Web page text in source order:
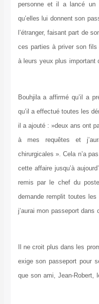
personne et il a lancé un
qu’elles lui donnent son
l’étranger, faisant part de
ces parties à priver son fils
à leurs yeux plus important
Bouhjila a affirmé qu’il a
qu’il a effectué toutes les
il a ajouté : »deux ans ont
à mes requêtes et
chirurgicales ». Cela n’a
cette affaire jusqu’à
remis par le chef du
demande remplit toutes
j’aurai mon passeport
Il ne croit plus dans les
exige son passeport pour
que son ami, Jean-Robert,